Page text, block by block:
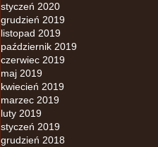
styczeń 2020
grudzień 2019
listopad 2019
październik 2019
czerwiec 2019
maj 2019
kwiecień 2019
marzec 2019
luty 2019
styczeń 2019
grudzień 2018